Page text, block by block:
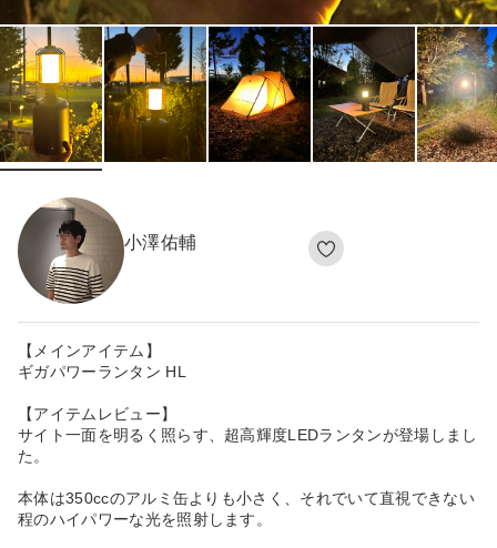
小澤佑輔
【メインアイテム】
ギガパワーランタン HL
【アイテムレビュー】
サイト一面を明るく照らす、超高輝度LEDランタンが登場しまし
た。
本体は350ccのアルミ缶よりも小さく、それでいて直視できない
程のハイパワーな光を照射します。